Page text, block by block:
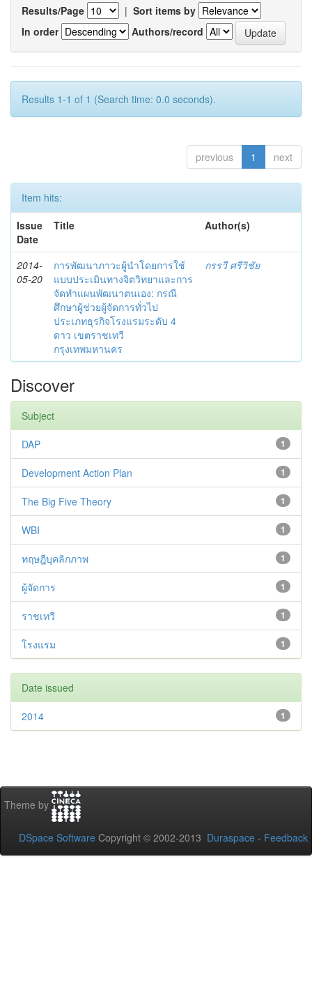
Results/Page | Sort items by
In order
Authors/record
Results 1-1 of 1 (Search time: 0.0 seconds).
previous 1 next
Item hits:
Issue
Date
Title Author(s)
2014-
05-20
การพัฒนาภาวะผู้นำโดยการใช้
แบบประเมินทางจิตวิทยาและการ
จัดทำแผนพัฒนาตนเอง: กรณี
ศึกษาผู้ช่วยผู้จัดการทั่วไป
ประเภทธุรกิจโรงแรมระดับ 4
ดาว เขตราชเทวี
กรุงเทพมหานคร
กรรวี ศรีวิชัย
Discover
Subject
1
DAP
1
Development Action Plan
1
The Big Five Theory
1
WBI
1
ทฤษฎีบุคลิกภาพ
1
ผู้จัดการ
1
ราชเทวี
1
โรงแรม
Date issued
1
2014
Theme by
DSpace Software Copyright © 2002-2013 Duraspace - Feedback